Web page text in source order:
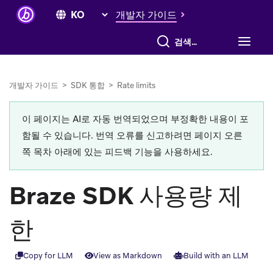
개발자 가이드
전체 검색
개발자 가이드 > SDK 통합 > Rate limits
이 페이지는 AI로 자동 번역되었으며 부정확한 내용이 포
함될 수 있습니다. 번역 오류를 신고하려면 페이지 오른
쪽 목차 아래에 있는 피드백 기능을 사용하세요.
Braze SDK 사용량 제
한
Copy for LLM View as Markdown
Build with an LLM